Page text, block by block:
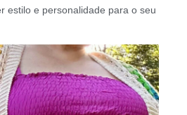
estilo e personalidade para o seu